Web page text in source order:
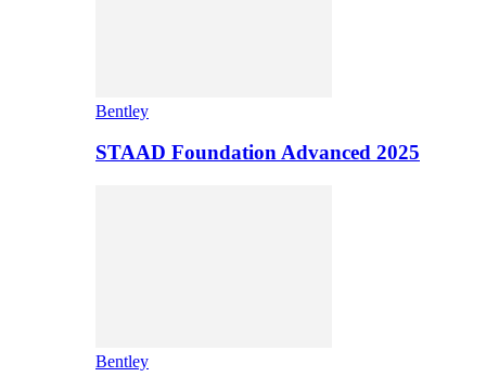
Bentley
STAAD Foundation Advanced 2025
Bentley